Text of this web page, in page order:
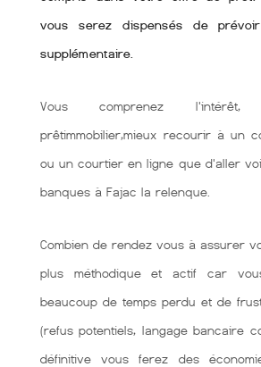
vous serez dispensés de
supplémentaire.
Vous comprenez
prêtimmobilier,mieux recourir à un
ou un courtier en ligne que d'aller
banques à Fajac la relenque.
Combien de rendez vous à assurer
plus méthodique et actif car
beaucoup de temps perdu et de
(refus potentiels, langage bancaire
définitive vous ferez des